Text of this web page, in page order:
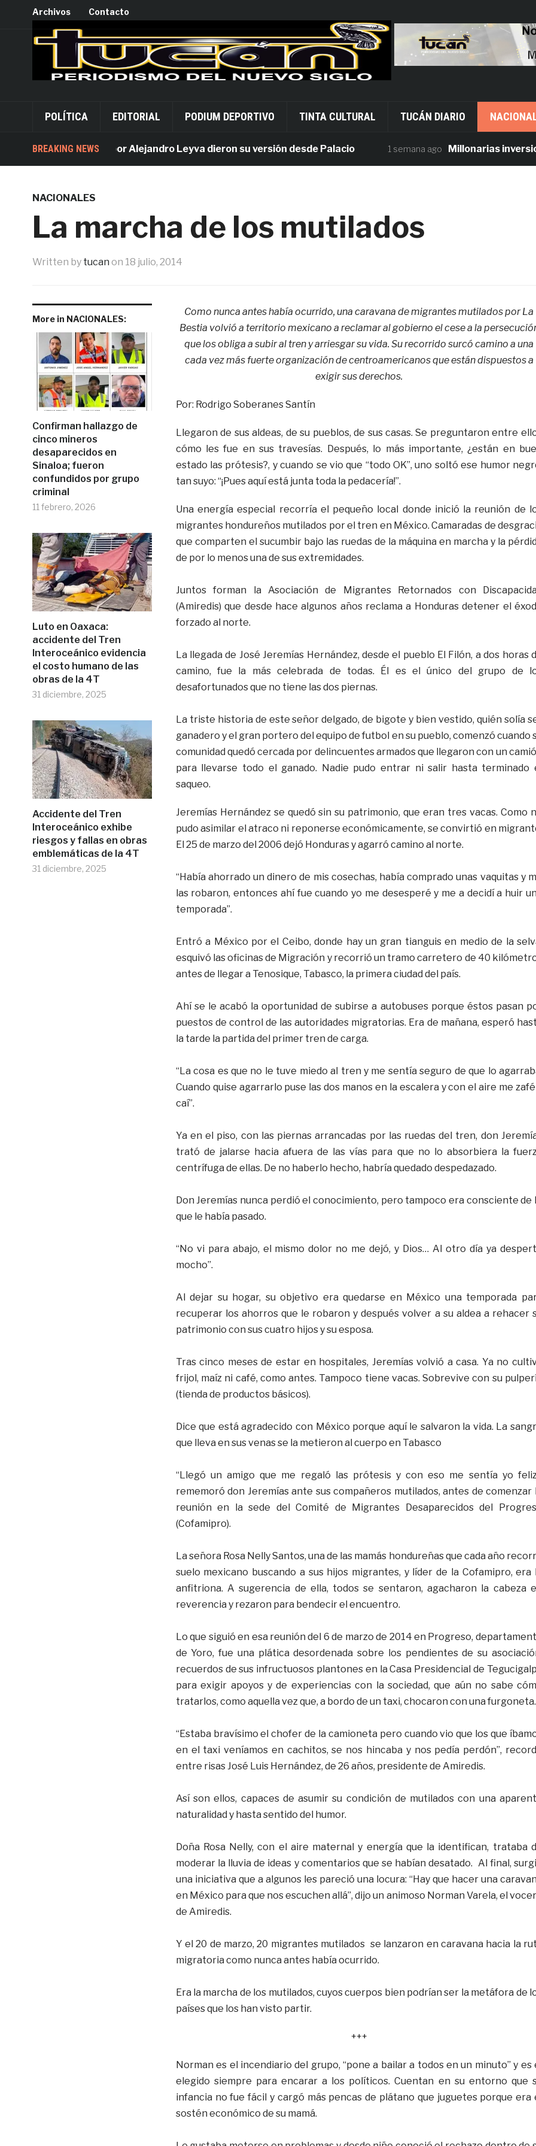
Archivos Contacto
POLÍTICA EDITORIAL PODIUM DEPORTIVO TINTA CULTURAL TUCÁN DIARIO
BREAKING NEWS
Acusados por Alejandro Leyva dieron su versión desde Palacio 1 semana ago Millonarias inversiones
NACIONALES
La marcha de los mutilados
Written by tucan on 18 julio, 2014
More in NACIONALES:
Confirman hallazgo de
cinco mineros
desaparecidos en
Sinaloa; fueron
confundidos por grupo
criminal
11 febrero, 2026
Luto en Oaxaca:
accidente del Tren
Interoceánico evidencia
el costo humano de las
obras de la 4T
31 diciembre, 2025
Accidente del Tren
Interoceánico exhibe
riesgos y fallas en obras
emblemáticas de la 4T
31 diciembre, 2025
Como nunca antes había ocurrido, una caravana de migrantes mutilados por La
Bestia volvió a territorio mexicano a reclamar al gobierno el cese a la
que los obliga a subir al tren y arriesgar su vida. Su recorrido surcó camino a una
cada vez más fuerte organización de centroamericanos que están dispuestos a
exigir sus derechos.
Por: Rodrigo Soberanes Santín
Llegaron de sus aldeas, de su pueblos, de sus casas. Se preguntaron entre
cómo les fue en sus travesías. Después, lo más importante, ¿están en
estado las prótesis?, y cuando se vio que “todo OK”, uno soltó ese humor
tan suyo: “¡Pues aquí está junta toda la pedacería!”.
Una energía especial recorría el pequeño local donde inició la reunión de
migrantes hondureños mutilados por el tren en México. Camaradas de
que comparten el sucumbir bajo las ruedas de la máquina en marcha y la
de por lo menos una de sus extremidades.
Juntos forman la Asociación de Migrantes Retornados con
(Amiredis) que desde hace algunos años reclama a Honduras detener el
forzado al norte.
La llegada de José Jeremías Hernández, desde el pueblo El Filón, a dos horas
camino, fue la más celebrada de todas. Él es el único del grupo de
desafortunados que no tiene las dos piernas.
La triste historia de este señor delgado, de bigote y bien vestido, quién solía
ganadero y el gran portero del equipo de futbol en su pueblo, comenzó cuando
comunidad quedó cercada por delincuentes armados que llegaron con un
para llevarse todo el ganado. Nadie pudo entrar ni salir hasta terminado
saqueo.
Jeremías Hernández se quedó sin su patrimonio, que eran tres vacas. Como
pudo asimilar el atraco ni reponerse económicamente, se convirtió en
El 25 de marzo del 2006 dejó Honduras y agarró camino al norte.
“Había ahorrado un dinero de mis cosechas, había comprado unas vaquitas y
las robaron, entonces ahí fue cuando yo me desesperé y me a decidí a huir
temporada”.
Entró a México por el Ceibo, donde hay un gran tianguis en medio de la
esquivó las oficinas de Migración y recorrió un tramo carretero de 40
antes de llegar a Tenosique, Tabasco, la primera ciudad del país.
Ahí se le acabó la oportunidad de subirse a autobuses porque éstos pasan
puestos de control de las autoridades migratorias. Era de mañana, esperó
la tarde la partida del primer tren de carga.
“La cosa es que no le tuve miedo al tren y me sentía seguro de que lo
Cuando quise agarrarlo puse las dos manos en la escalera y con el aire me
caí”.
Ya en el piso, con las piernas arrancadas por las ruedas del tren, don
trató de jalarse hacia afuera de las vías para que no lo absorbiera la
centrífuga de ellas. De no haberlo hecho, habría quedado despedazado.
Don Jeremías nunca perdió el conocimiento, pero tampoco era consciente de
que le había pasado.
“No vi para abajo, el mismo dolor no me dejó, y Dios… Al otro día ya
mocho”.
Al dejar su hogar, su objetivo era quedarse en México una temporada
recuperar los ahorros que le robaron y después volver a su aldea a rehacer
patrimonio con sus cuatro hijos y su esposa.
Tras cinco meses de estar en hospitales, Jeremías volvió a casa. Ya no
frijol, maíz ni café, como antes. Tampoco tiene vacas. Sobrevive con su
(tienda de productos básicos).
Dice que está agradecido con México porque aquí le salvaron la vida. La
que lleva en sus venas se la metieron al cuerpo en Tabasco
“Llegó un amigo que me regaló las prótesis y con eso me sentía yo
rememoró don Jeremías ante sus compañeros mutilados, antes de comenzar
reunión en la sede del Comité de Migrantes Desaparecidos del
(Cofamipro).
La señora Rosa Nelly Santos, una de las mamás hondureñas que cada año
suelo mexicano buscando a sus hijos migrantes, y líder de la Cofamipro, era
anfitriona. A sugerencia de ella, todos se sentaron, agacharon la cabeza
reverencia y rezaron para bendecir el encuentro.
Lo que siguió en esa reunión del 6 de marzo de 2014 en Progreso,
de Yoro, fue una plática desordenada sobre los pendientes de su
recuerdos de sus infructuosos plantones en la Casa Presidencial de
para exigir apoyos y de experiencias con la sociedad, que aún no sabe
tratarlos, como aquella vez que, a bordo de un taxi, chocaron con una furgoneta.
“Estaba bravísimo el chofer de la camioneta pero cuando vio que los que
en el taxi veníamos en cachitos, se nos hincaba y nos pedía perdón”,
entre risas José Luis Hernández, de 26 años, presidente de Amiredis.
Así son ellos, capaces de asumir su condición de mutilados con una
naturalidad y hasta sentido del humor.
Doña Rosa Nelly, con el aire maternal y energía que la identifican, trataba
moderar la lluvia de ideas y comentarios que se habían desatado. Al final,
una iniciativa que a algunos les pareció una locura: “Hay que hacer una
en México para que nos escuchen allá”, dijo un animoso Norman Varela, el
de Amiredis.
Y el 20 de marzo, 20 migrantes mutilados se lanzaron en caravana hacia la
migratoria como nunca antes había ocurrido.
Era la marcha de los mutilados, cuyos cuerpos bien podrían ser la metáfora de
países que los han visto partir.
+++
Norman es el incendiario del grupo, “pone a bailar a todos en un minuto” y es
elegido siempre para encarar a los políticos. Cuentan en su entorno que
infancia no fue fácil y cargó más pencas de plátano que juguetes porque era
sostén económico de su mamá.